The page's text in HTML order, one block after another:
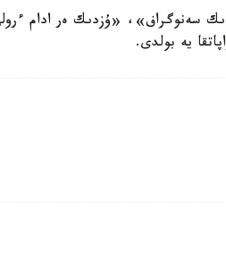
سەنوگراف»، «ۇزدىك ەر ادام
يە بولدى.